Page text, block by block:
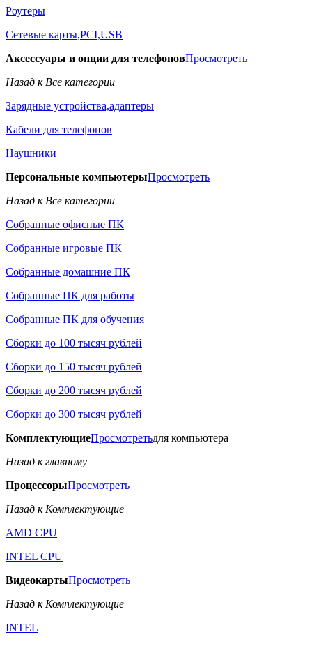
Роутеры
Сетевые карты,PCI,USB
Аксессуары и опции для телефоновПросмотреть
Назад к Все категории
Зарядные устройства,адаптеры
Кабели для телефонов
Наушники
Персональные компьютерыПросмотреть
Назад к Все категории
Собранные офисные ПК
Собранные игровые ПК
Собранные домашние ПК
Собранные ПК для работы
Собранные ПК для обучения
Сборки до 100 тысяч рублей
Сборки до 150 тысяч рублей
Сборки до 200 тысяч рублей
Сборки до 300 тысяч рублей
КомплектующиеПросмотретьдля компьютера
Назад к главному
ПроцессорыПросмотреть
Назад к Комплектующие
AMD CPU
INTEL CPU
ВидеокартыПросмотреть
Назад к Комплектующие
INTEL